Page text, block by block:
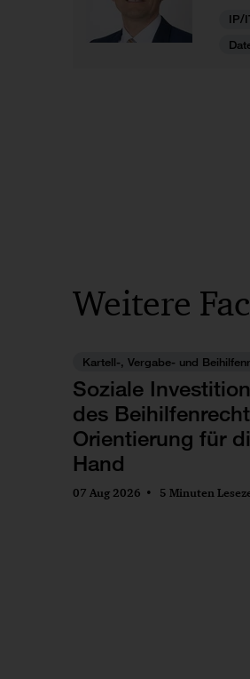
IP/
Weitere
Kartell-, Vergabe- und
Soziale
des
Orientierung für
Hand
07 Aug 2026 5 Minuten